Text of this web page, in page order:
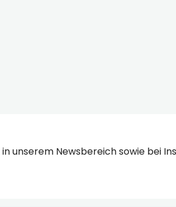
unserem Newsbereich sowie bei